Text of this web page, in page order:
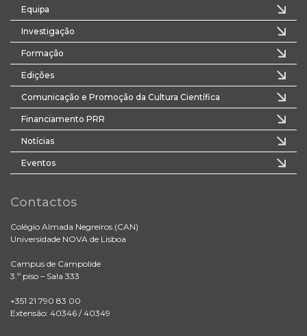
Equipa
Investigação
Formação
Edições
Comunicação e Promoção da Cultura Científica
Financiamento PRR
Notícias
Eventos
Contactos
Colégio Almada Negreiros (CAN)
Universidade NOVA de Lisboa
Campus de Campolide
3.º piso – Sala 333
+351 21 790 83 00
Extensão: 40346 / 40349